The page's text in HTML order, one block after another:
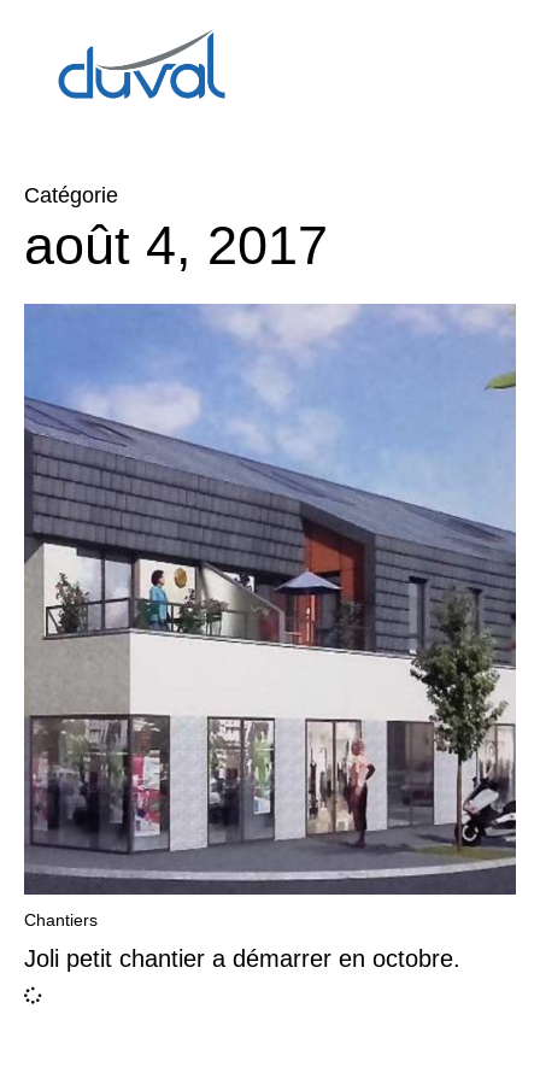
Catégorie
août 4, 2017
Chantiers
Joli petit chantier a démarrer en octobre.